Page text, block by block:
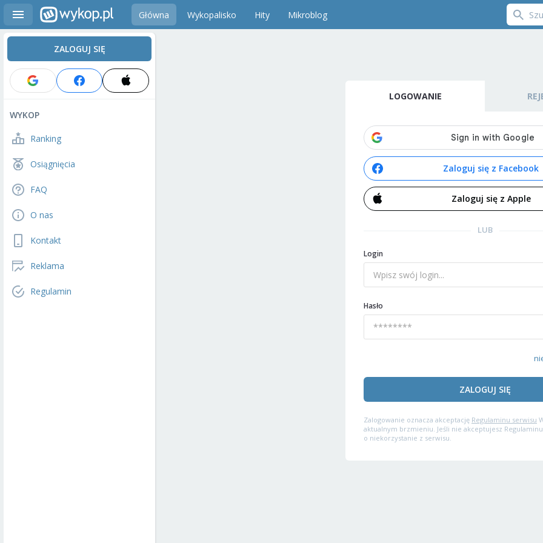
Główna Wykopalisko Hity Mikroblog
ZALOGUJ SIĘ
WYKOP
Ranking
Osiągnięcia
FAQ
O nas
Kontakt
Reklama
Regulamin
LOGOWANIE
Zaloguj się z Facebook
Zaloguj się z Apple
LUB
Login
Hasło
ZALOGUJ SIĘ
Zalogowanie oznacza akceptację Regulaminu serwisu
aktualnym brzmieniu. Jeśli nie akceptujesz
o niekorzystanie z serwisu.